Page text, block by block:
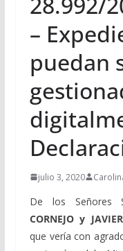
–
puedan
julio 3, 2020
De los Señores
CORNEJO y
que vería con